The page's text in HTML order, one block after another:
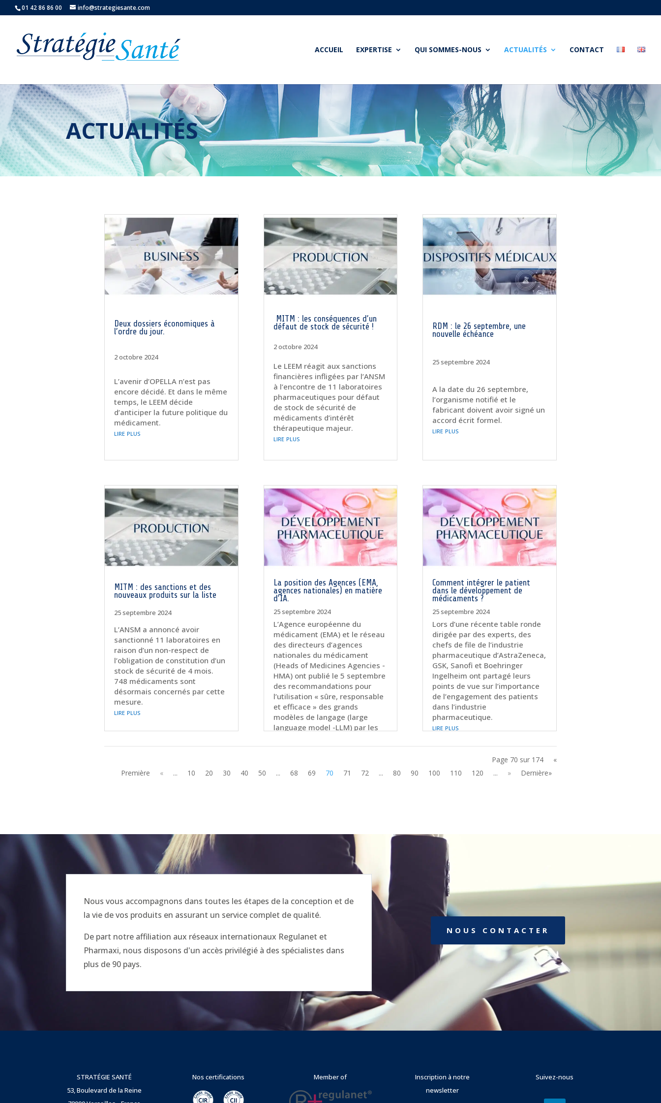
01 42 86 86 00 info@strategiesante.com
ACCUEIL EXPERTISE QUI SOMMES-NOUS ACTUALITÉS CONTACT
ACTUALITÉS
Deux dossiers économiques à
l’ordre du jour.
2 octobre 2024
L’avenir d’OPELLA n’est pas
encore décidé. Et dans le même
temps, le LEEM décide
d’anticiper la future politique du
médicament.
lire plus
MITM : des sanctions et des
nouveaux produits sur la liste
25 septembre 2024
L’ANSM a annoncé avoir
sanctionné 11 laboratoires en
raison d’un non-respect de
l’obligation de constitution d’un
stock de sécurité de 4 mois.
748 médicaments sont
désormais concernés par cette
mesure.
lire plus
MITM : les conséquences d’un
défaut de stock de sécurité !
2 octobre 2024
Le LEEM réagit aux sanctions
financières infligées par l’ANSM
à l’encontre de 11 laboratoires
pharmaceutiques pour défaut
de stock de sécurité de
médicaments d’intérêt
thérapeutique majeur.
lire plus
La position des Agences (EMA,
agences nationales) en matière
d’IA.
25 septembre 2024
L’Agence européenne du
médicament (EMA) et le réseau
des directeurs d’agences
nationales du médicament
(Heads of Medicines Agencies -
HMA) ont publié le 5 septembre
des recommandations pour
l’utilisation « sûre, responsable
et efficace » des grands
modèles de langage (large
language model -LLM) par les
lire plus
RDM : le 26 septembre, une
nouvelle échéance
25 septembre 2024
A la date du 26 septembre,
l’organisme notifié et le
fabricant doivent avoir signé un
accord écrit formel.
lire plus
Comment intégrer le patient
dans le développement de
médicaments ?
25 septembre 2024
Lors d’une récente table ronde
dirigée par des experts, des
chefs de file de l’industrie
pharmaceutique d’AstraZeneca,
GSK, Sanofi et Boehringer
Ingelheim ont partagé leurs
points de vue sur l’importance
de l’engagement des patients
dans l’industrie
pharmaceutique.
lire plus
Page 70 sur 174
«
Première
« ... 10 20 30 40 50 ... 68 69 70 71 72 ... 80 90 100 110 120 ... » Dernière»
Nous vous accompagnons dans toutes les étapes de la conception et de
la vie de vos produits en assurant un service complet de qualité.
De part notre affiliation aux réseaux internationaux Regulanet et
Pharmaxi, nous disposons d'un accès privilégié à des spécialistes dans
plus de 90 pays.
NOUS CONTACTER
STRATÉGIE SANTÉ
53, Boulevard de la Reine
Nos certifications Member of
Inscription à notre
newsletter
Suivez-nous